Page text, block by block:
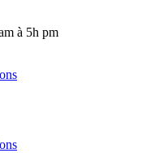
à 5h pm